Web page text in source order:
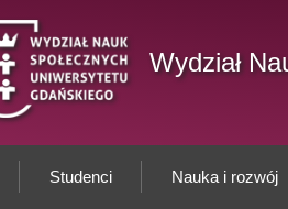
Wydział
Studenci Nauka i rozwój